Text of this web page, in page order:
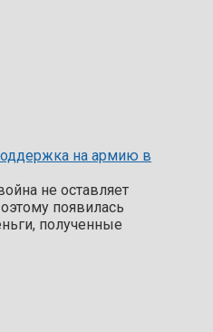
на армию в
не оставляет
появилась
полученные